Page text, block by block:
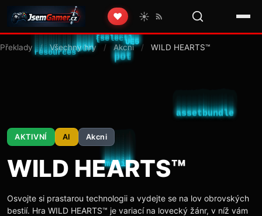
❤️ ☀️
Překlady / Všechny hry / Akcni / WILD HEARTS™
AKTIVNÍ AI Akcni
WILD HEARTS™
Osvojte si prastarou technologii a vydejte se na lov obrovských
bestií. Hra WILD HEARTS™ je variací na lovecký žánr, v níž vám